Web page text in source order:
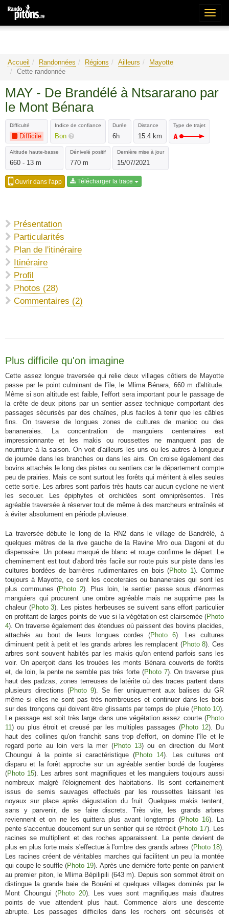
Accueil Randonnées Régions Ailleurs
Mayotte
Cette randonnée
MAY - De Brandélé à Ntsararano par
le Mont Bénara
Difficulté
Difficile
Indice de confiance
Bon
Durée
6h
Distance
15.4 km
Type de trajet
Altitude haute-basse
660 - 13 m
Dénivelé positif
770 m
Dernière mise à jour
15/07/2021
Ouvrir dans l'app Télécharger la trace
Présentation
Particularités
Plan de l'itinéraire
Itinéraire
Profil
Photos (28)
Commentaires (2)
Plus difficile qu'on imagine
Cette assez longue traversée qui relie deux villages côtiers de Mayotte
passe par le point culminant de l'île, le Mlima Bénara, 660 m d'altitude.
Même si son altitude est faible, l'effort sera important pour le passage de
la crête de deux pitons par un sentier assez technique comportant des
passages sécurisés par des chaînes, plus faciles à tenir que les câbles
fins. On traverse de longues zones de cultures de manioc ou des
bananeraies. La concentration de manguiers centenaires est
impressionnante et les makis ou roussettes ne manquent pas de
nourriture à la saison. On voit d'ailleurs les uns ou les autres à longueur
de journée dans les branches ou dans les airs. On croise également des
bovins attachés le long des pistes ou sentiers car le département compte
peu de prairies. Mais ce sont surtout les forêts qui méritent à elles seules
cette sortie. Les arbres sont parfois très hauts car aucun cyclone ne vient
les secouer. Les épiphytes et orchidées sont omniprésentes. Très
agréable traversée à réserver tout de même à des marcheurs entraînés et
à éviter absolument en période pluvieuse.
La traversée débute le long de la RN2 dans le village de Bandrélé, à
quelques mètres de la rive gauche de la Ravine Mro oua Dagoni et du
dispensaire. Un poteau marqué de blanc et rouge confirme le départ. Le
cheminement est tout d'abord très facile sur route puis sur piste dans les
cultures bordées de barrières rudimentaires en bois (Photo 1). Comme
toujours à Mayotte, ce sont les cocoteraies ou bananeraies qui sont les
plus communes (Photo 2). Plus loin, le sentier passe sous d'énormes
manguiers qui procurent une ombre agréable mais ne supprime pas la
chaleur (Photo 3). Les pistes herbeuses se suivent sans effort particulier
en profitant de larges points de vue si la végétation est clairsemée (Photo
4). On traverse également des étendues où paissent des bovins placides,
attachés au bout de leurs longues cordes (Photo 6). Les cultures
diminuent petit à petit et les grands arbres les remplacent (Photo 8). Ces
arbres sont souvent habités par les makis qu'on entend parfois sans les
voir. On aperçoit dans les trouées les monts Bénara couverts de forêts
et, de loin, la pente ne semble pas très forte (Photo 7). On traverse plus
haut des padzas, zones terreuses de latérite où des traces partent dans
plusieurs directions (Photo 9). Se fier uniquement aux balises du GR
même si elles ne sont pas très nombreuses et continuer dans les bois
sur des tronçons qui doivent être glissants par temps de pluie (Photo 10).
Le passage est soit très large dans une végétation assez courte (Photo
11) ou plus étroit et creusé par les multiples passages (Photo 12). Du
haut des collines qu'on franchit sans trop d'effort, on domine l'île et le
regard porte au loin vers la mer (Photo 13) ou en direction du Mont
Choungui à la pointe si caractéristique (Photo 14). Les cultures ont
disparu et la forêt approche sur un agréable sentier bordé de fougères
(Photo 15). Les arbres sont magnifiques et les manguiers toujours aussi
nombreux malgré l'éloignement des habitations. Ils sont certainement
issus de semis sauvages effectués par les roussettes laissant les
noyaux sur place après dégustation du fruit. Quelques makis tentent,
sans y parvenir, de se faire discrets. Très vite, les grands arbres
reviennent et on ne les quittera plus avant longtemps (Photo 16). La
pente s'accentue doucement sur un sentier qui se rétrécit (Photo 17). Les
racines se multiplient et des roches apparaissent. La pente devient de
plus en plus forte mais s'effectue à l'ombre des grands arbres (Photo 18).
Les racines créent de véritables marches qui facilitent un peu la montée
qui coupe le souffle (Photo 19). Après une dernière forte pente on parvient
au premier piton, le Mlima Bépilipili (643 m). Depuis son sommet étroit on
distingue la grande baie de Bouéni et quelques villages dominés par le
Mont Choungui (Photo 20). Les vues sont magnifiques mais d'autres
points de vue attendent plus haut. Commence alors une descente
abrupte. Les passages difficiles dans les rochers ont sécurisés et